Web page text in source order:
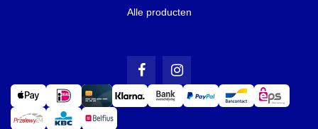
Alle producten